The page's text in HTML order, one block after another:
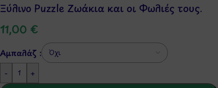
Ξύλινο Puzzle Ζωάκια και οι Φωλιές τους.
11,00 €
Αμπαλάζ :
-
+